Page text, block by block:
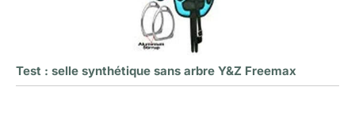
Test : selle synthétique sans arbre Y&Z Freemax